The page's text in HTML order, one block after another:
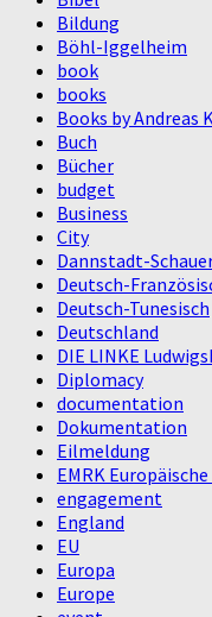
Bildung
Böhl-Iggelheim
book
books
Books by Andreas
Buch
Bücher
budget
Business
City
Dannstadt-
Deutsch-
Deutsch-Tunesisch
Deutschland
DIE LINKE
Diplomacy
documentation
Dokumentation
Eilmeldung
EMRK
engagement
England
EU
Europa
Europe